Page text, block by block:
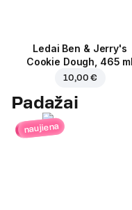
Ledai Ben & Jerry's
Cookie Dough, 465 ml
10,00 €
Padažai
naujiena